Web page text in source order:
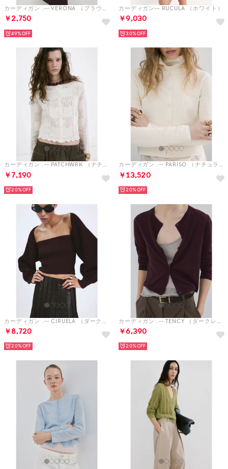
カーディガン .-- VERONA （ブラウン）
￥2,750
49%
カーディガン-- RUCULA （ホワイト）
￥9,030
30%
カーディガン .-- PATCHWRK （ナチュラルホワイト）
￥7,190
20%
カーディガン .-- PARISO （ナチュラルホワイト）
￥13,520
20%
カーディガン .-- CIRUELA （ダークパープル）
￥8,720
20%
カーディガン .-- TENCY （ダークレッド）
￥6,390
20%